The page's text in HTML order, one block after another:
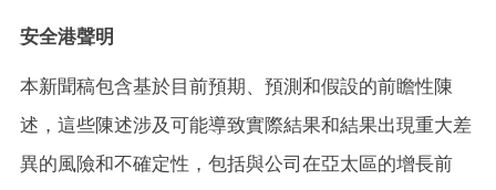
安全港聲明
本新聞稿包含基於目前預期、預測和假設的前瞻性陳
述，這些陳述涉及可能導致實際結果和結果出現重大差
異的風險和不確定性，包括與公司在亞太區的增長前